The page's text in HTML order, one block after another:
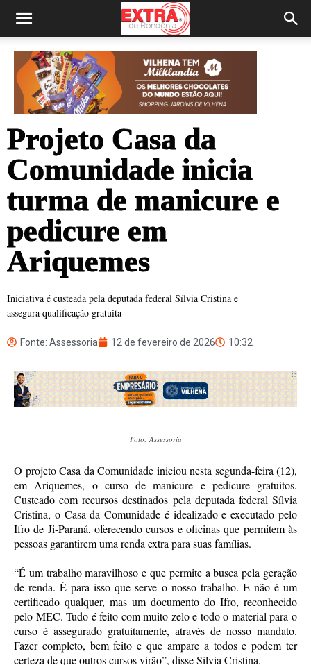
Projeto Casa da
Comunidade inicia
turma de manicure e
pedicure em
Ariquemes
Iniciativa é custeada pela deputada federal Sílvia Cristina e
assegura qualificação gratuita
Fonte: Assessoria 12 de fevereiro de 2026 10:32
Foto: Assessoria
O projeto Casa da Comunidade iniciou nesta segunda-feira (12),
em Ariquemes, o curso de manicure e pedicure gratuitos.
Custeado com recursos destinados pela deputada federal Sílvia
Cristina, o Casa da Comunidade é idealizado e executado pelo
Ifro de Ji-Paraná, oferecendo cursos e oficinas que permitem às
pessoas garantirem uma renda extra para suas famílias.
“É um trabalho maravilhoso e que permite a busca pela geração
de renda. É para isso que serve o nosso trabalho. E não é um
certificado qualquer, mas um documento do Ifro, reconhecido
pelo MEC. Tudo é feito com muito zelo e todo o material para o
curso é assegurado gratuitamente, através de nosso mandato.
Fazer completo, bem feito e que ampare a todos e podem ter
certeza de que outros cursos virão”, disse Silvia Cristina.